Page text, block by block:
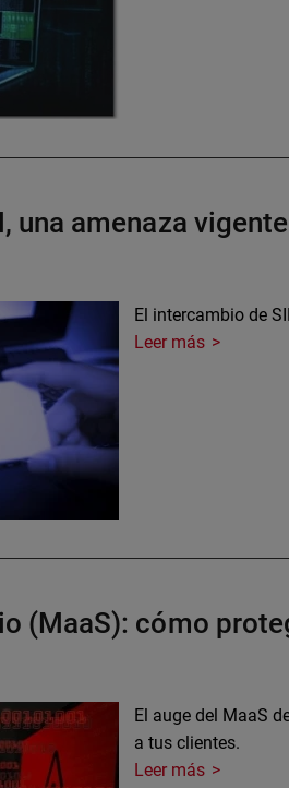
una amenaza vigente
El intercambio de
Leer más
(MaaS): cómo
El auge del MaaS
a tus clientes.
Leer más